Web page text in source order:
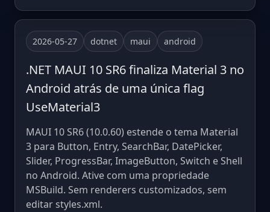
2026-05-27 dotnet maui android
.NET MAUI 10 SR6 finaliza Material 3 no
Android atrás de uma única flag
UseMaterial3
MAUI 10 SR6 (10.0.60) estende o tema Material
3 para Button, Entry, SearchBar, DatePicker,
Slider, ProgressBar, ImageButton, Switch e Shell
no Android. Ative com uma propriedade
MSBuild. Sem renderers customizados, sem
editar styles.xml.